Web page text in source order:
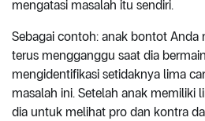
mengatasi masalah itu sendiri.
Sebagai contoh: anak bontot Anda
terus mengganggu saat dia bermain
mengidentifikasi setidaknya lima
masalah ini. Setelah anak memiliki
dia untuk melihat pro dan kontra